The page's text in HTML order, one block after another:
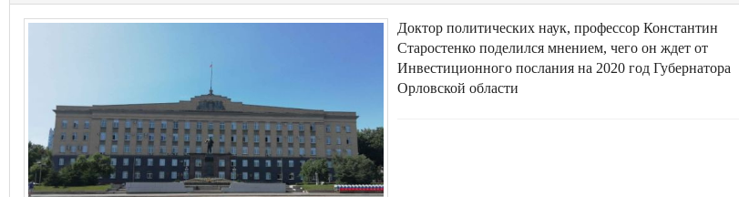
Доктор политических наук, профессор Константин
Старостенко поделился мнением, чего он ждет от
Инвестиционного послания на 2020 год Губернатора
Орловской области